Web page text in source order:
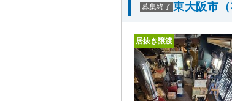
募集終了 東大阪市
居抜き譲渡